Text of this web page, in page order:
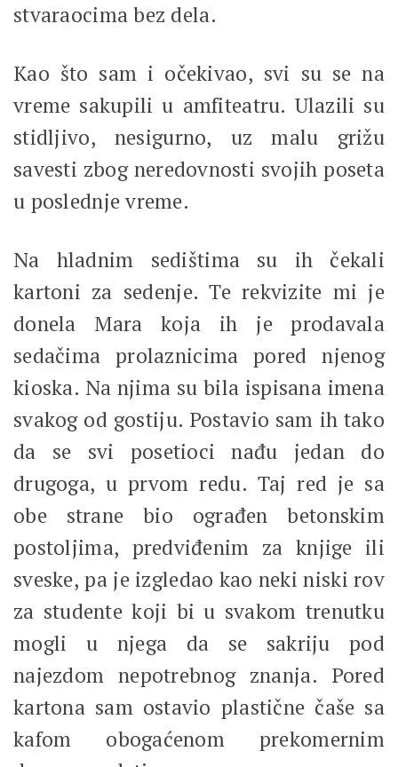
stvaraocima bez dela.
Kao što sam i očekivao, svi su se na
vreme sakupili u amfiteatru. Ulazili su
stidljivo, nesigurno, uz malu grižu
savesti zbog neredovnosti svojih poseta
u poslednje vreme.
Na hladnim sedištima su ih čekali
kartoni za sedenje. Te rekvizite mi je
donela Mara koja ih je prodavala
sedačima prolaznicima pored njenog
kioska. Na njima su bila ispisana imena
svakog od gostiju. Postavio sam ih tako
da se svi posetioci nađu jedan do
drugoga, u prvom redu. Taj red je sa
obe strane bio ograđen betonskim
postoljima, predviđenim za knjige ili
sveske, pa je izgledao kao neki niski rov
za studente koji bi u svakom trenutku
mogli u njega da se sakriju pod
najezdom nepotrebnog znanja. Pored
kartona sam ostavio plastične čaše sa
kafom obogaćenom prekomernim